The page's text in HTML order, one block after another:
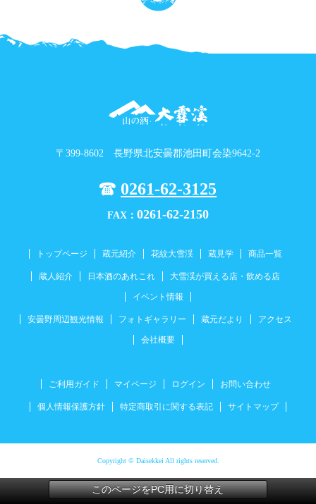
〒399-8602 長野県北安曇郡池田町会染9642-2
0261-62-3125
FAX： 0261-62-2150
トップページ 蔵元紹介 花紋大雪渓 蔵見学 商品一覧
蔵人紹介 日本酒のあれこれ 大雪渓が買える店・飲める店
イベント情報
安曇野周辺観光情報 フォトギャラリー 蔵元だより アクセス
会社概要
ご利用ガイド マイページ ログイン お問い合わせ
個人情報保護方針 特定商取引に関する表記 サイトマップ
Copyright © Daisekkei All rights reserved.
このページをPC用に切り替え